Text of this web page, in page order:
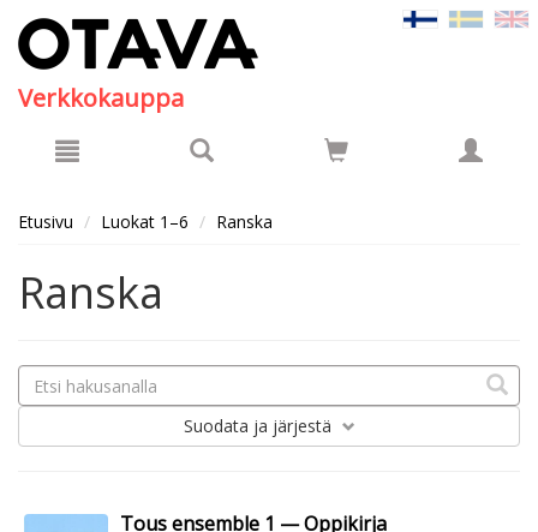
Verkkokauppa
Etusivu Luokat 1–6 Ranska
Ranska
Suodata ja järjestä
Tous ensemble 1 — Oppikirja